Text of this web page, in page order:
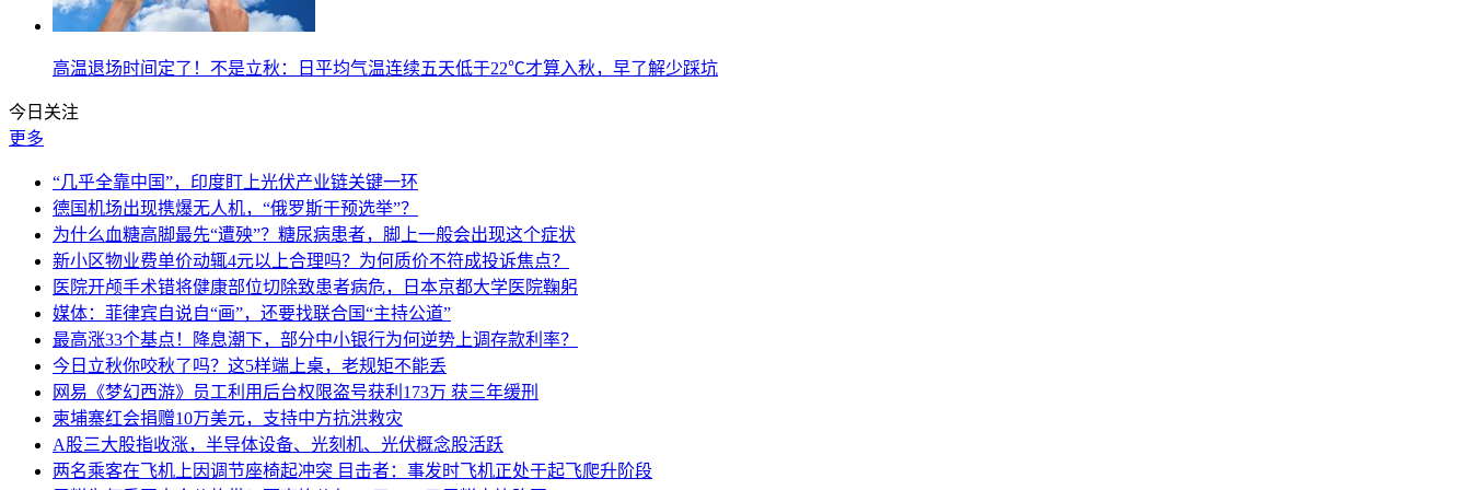
高温退场时间定了！不是立秋：日平均气温连续五天低于22℃才算入秋，早了解少踩坑
今日关注
更多
“几乎全靠中国”，印度盯上光伏产业链关键一环
德国机场出现携爆无人机，“俄罗斯干预选举”？
为什么血糖高脚最先“遭殃”？糖尿病患者，脚上一般会出现这个症状
新小区物业费单价动辄4元以上合理吗？为何质价不符成投诉焦点？
医院开颅手术错将健康部位切除致患者病危，日本京都大学医院鞠躬
媒体：菲律宾自说自“画”，还要找联合国“主持公道”
最高涨33个基点！降息潮下，部分中小银行为何逆势上调存款利率？
今日立秋你咬秋了吗？这5样端上桌，老规矩不能丢
网易《梦幻西游》员工利用后台权限盗号获利173万 获三年缓刑
柬埔寨红会捐赠10万美元，支持中方抗洪救灾
A股三大股指收涨，半导体设备、光刻机、光伏概念股活跃
两名乘客在飞机上因调节座椅起冲突 目击者：事发时飞机正处于起飞爬升阶段